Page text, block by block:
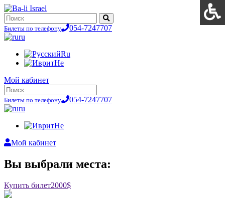
Билеты по телефону
054-7247707
ru
Ru
He
Мой кабинет
Билеты по телефону
054-7247707
ru
He
Мой кабинет
Вы выбрали места:
Купить билет2000$